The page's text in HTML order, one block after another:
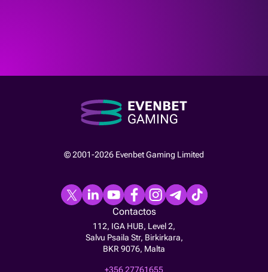
© 2001-2026 Evenbet Gaming Limited
Contactos
112, IGA HUB, Level 2,
Salvu Psaila Str, Birkirkara,
BKR 9076, Malta
+356 27761655